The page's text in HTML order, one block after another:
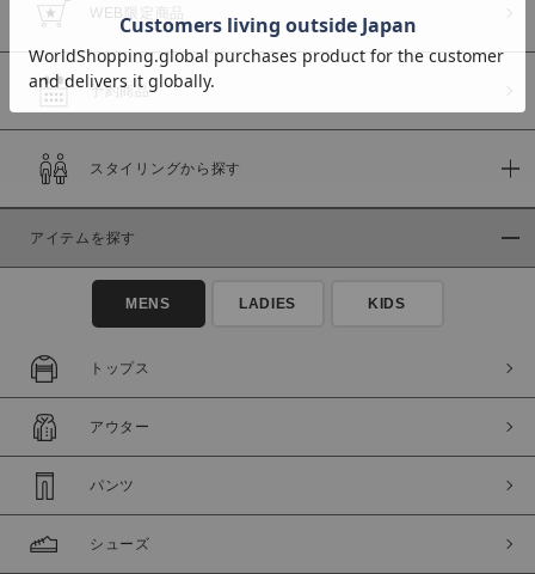
商品タイプ
通常商品
セール価格
在庫
在庫あり
WEB限定商品
予約商品
スタイリングから探す
アイテムを探す
MENS LADIES KIDS
トップス
アウター
パンツ
シューズ